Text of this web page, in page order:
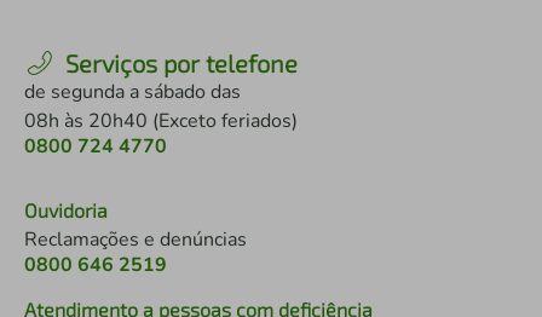
Serviços por telefone
de segunda a sábado das
08h às 20h40 (Exceto feriados)
0800 724 4770
Ouvidoria
Reclamações e denúncias
0800 646 2519
Atendimento a pessoas com deficiência